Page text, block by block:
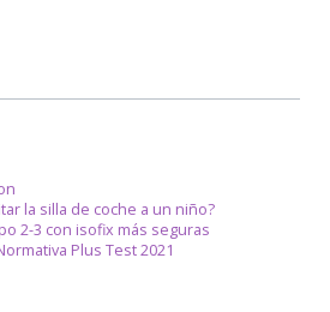
la silla de coche a un niño?
2-3 con isofix más seguras
Plus Test 2021